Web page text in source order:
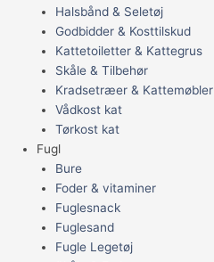
Halsbånd & Seletøj
Godbidder & Kosttilskud
Kattetoiletter & Kattegrus
Skåle & Tilbehør
Kradsetræer & Kattemøbler
Vådkost kat
Tørkost kat
Fugl
Bure
Foder & vitaminer
Fuglesnack
Fuglesand
Fugle Legetøj